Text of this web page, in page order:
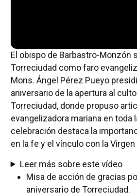
El obispo de Barbastro-Monzón
Torreciudad como faro
Mons. Ángel Pérez Pueyo
aniversario de la apertura al
Torreciudad, donde propuso
evangelizadora mariana en toda
celebración destaca la
en la fe y el vínculo con la Virgen
Leer más sobre este vídeo
Misa de acción de gracias
aniversario de Torreciudad.